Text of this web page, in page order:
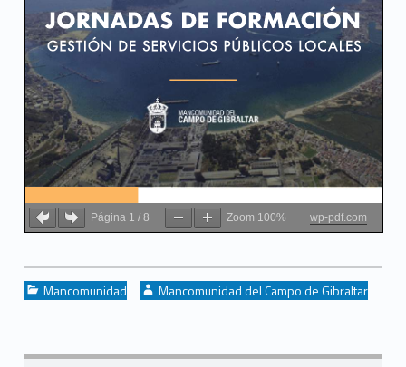
Página 1 / 8 Zoom 100% wp-pdf.com
Categorized in:
Mancomunidad Written by:
Mancomunidad del Campo de Gibraltar